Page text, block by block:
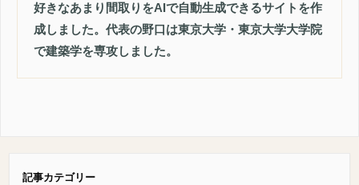
好きなあまり間取りをAIで自動生成できるサイトを作
成しました。代表の野口は東京大学・東京大学大学院
で建築学を専攻しました。
記事カテゴリー